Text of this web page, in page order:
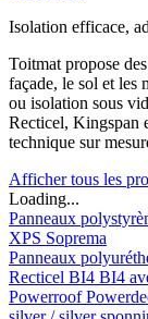
Isolation efficace,
Toitmat propose
façade, le sol et les
ou isolation sous
Recticel, Kingspan
technique sur
Afficher tous les
Loading...
Panneaux
XPS Soprema
Panneaux
Recticel BI4 BI4
Powerroof